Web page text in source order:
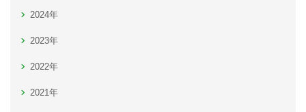
2024年
2023年
2022年
2021年